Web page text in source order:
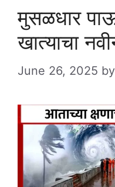
मुसळधार
खात्याचा
June 26, 2025 by